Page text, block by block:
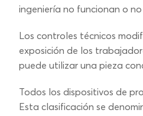
ingeniería no funcionan o
Los controles técnicos
exposición de los
puede utilizar una pieza
Todos los dispositivos de
Esta clasificación se